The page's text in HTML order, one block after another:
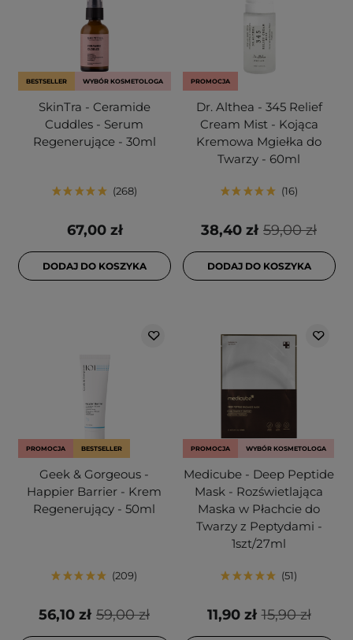
BESTSELLER WYBÓR KOSMETOLOGA
SkinTra - Ceramide
Cuddles - Serum
Regenerujące - 30ml
268
67,00 zł
DODAJ DO KOSZYKA
PROMOCJA
Dr. Althea - 345 Relief
Cream Mist - Kojąca
Kremowa Mgiełka do
Twarzy - 60ml
16
59,00 zł
38,40 zł
DODAJ DO KOSZYKA
PROMOCJA BESTSELLER
Geek & Gorgeous -
Happier Barrier - Krem
Regenerujący - 50ml
209
59,00 zł
56,10 zł
PROMOCJA WYBÓR KOSMETOLOGA
Medicube - Deep Peptide
Mask - Rozświetlająca
Maska w Płachcie do
Twarzy z Peptydami -
1szt/27ml
51
15,90 zł
11,90 zł